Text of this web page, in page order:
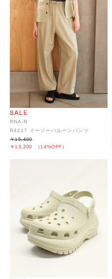
RNA-N
R4217 イージーバルーンパンツ
￥13,200 （14%OFF）
￥15,400